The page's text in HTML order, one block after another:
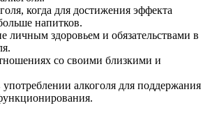
когда для достижения эффекта
напитков.
личным здоровьем и обязательствами в
со своими близкими и
алкоголя для поддержания